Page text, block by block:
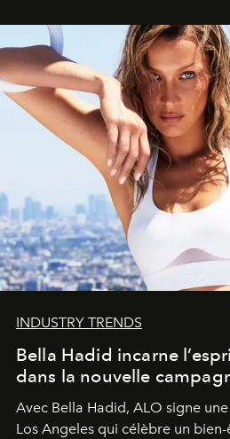
INDUSTRY TRENDS
Bella Hadid incarne
dans la nouvelle
Avec Bella Hadid, ALO signe
Los Angeles qui célèbre un